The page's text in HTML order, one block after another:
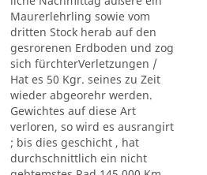
Maurerlehrling sowie vom
dritten Stock herab auf den
gesrorenen Erdboden und zog
sich fürchterVerletzungen /
Hat es 50 Kgr. seines zu Zeit
wieder abgeorehr werden.
Gewichtes auf diese Art
verloren, so wird es ausrangirt
; bis dies geschicht , hat
durchschnittlich ein nicht